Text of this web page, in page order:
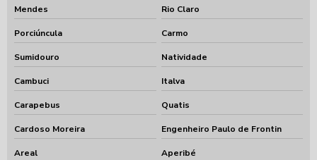
Mendes Rio Claro
Porciúncula Carmo
Sumidouro Natividade
Cambuci Italva
Carapebus Quatis
Cardoso Moreira Engenheiro Paulo de Frontin
Areal Aperibé